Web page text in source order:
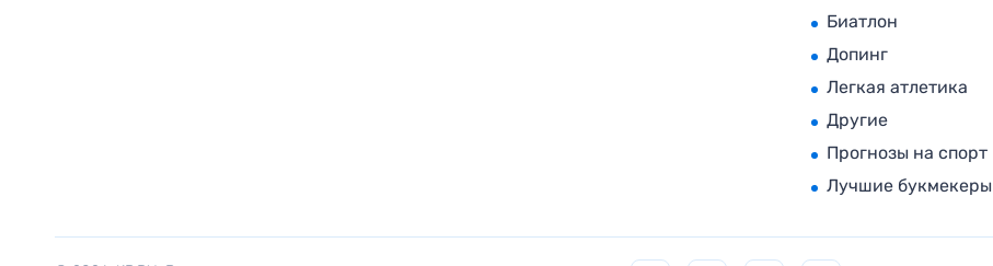
Биатлон
Допинг
Легкая атлетика
Другие
Прогнозы на спорт
Лучшие букмекеры